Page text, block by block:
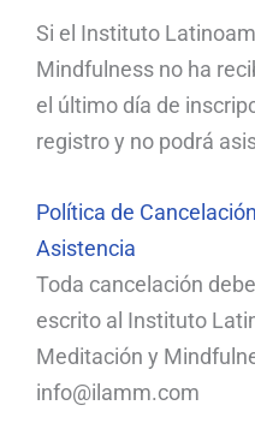
Si el Instituto
Mindfulness no ha
el último día de
registro y no podrá
Política de
Asistencia
Toda cancelación
escrito al Instituto
Meditación y
info@ilamm.com